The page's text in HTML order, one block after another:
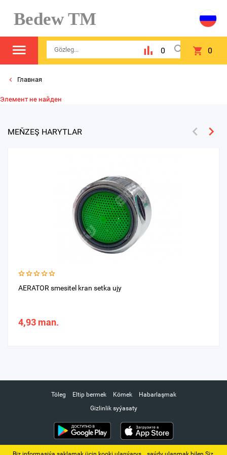
Bedew TM
0 0
Главная
Элемент не найден
MEŇZEŞ HARYTLAR
AERATOR smesitel kran setka ujy
4,93 man.
Töleg Eltip bermek Kömek
Habarlaşmak
Gizlinlik syýasaty